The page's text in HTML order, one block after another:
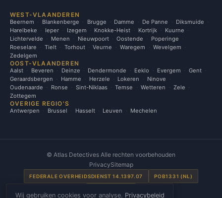
WEST-VLAANDEREN
Beernem Blankenberge Brugge Damme De Panne
Diksmuide
Harelbeke
Ieper Izegem Knokke-Heist Kortrijk
Kuurne
Lichtervelde
Menen Nieuwpoort Oostende
Poperinge
Roeselare
Tielt Torhout Veurne Waregem
Wevelgem
Zedelgem
OOST-VLAANDEREN
Aalst Beveren Deinze Dendermonde Eeklo Evergem
Gent
Geraardsbergen
Hamme Herzele Lokeren
Ninove
Oudenaarde
Ronse Sint-Niklaas Temse Wetteren
Zele
Zottegem
OVERIGE REGIO'S
Antwerpen Brussel Hasselt Leuven Mechelen
© Atlas Detectives Alle rechten voorbehouden
PrivacySitemap
FEDERALE OVERHEIDSDIENST 14.1397.07 POB1331 (NL)
Wij gebruiken cookies voor analyse. Privacybeleid